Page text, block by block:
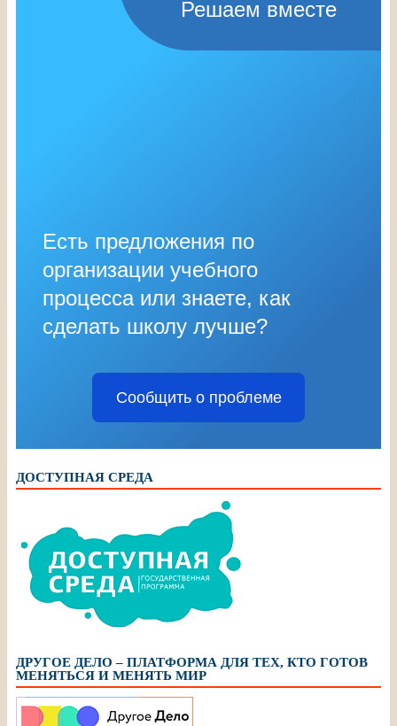
Решаем вместе
Есть предложения по
организации учебного
процесса или знаете, как
сделать школу лучше?
Сообщить о проблеме
ДОСТУПНАЯ СРЕДА
ДРУГОЕ ДЕЛО – ПЛАТФОРМА ДЛЯ ТЕХ, КТО ГОТОВ
МЕНЯТЬСЯ И МЕНЯТЬ МИР